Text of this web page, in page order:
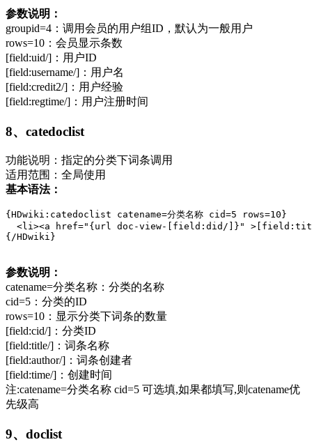
参数说明：
groupid=4：调用会员的用户组ID，默认为一般用户
rows=10：会员显示条数
[field:uid/]：用户ID
[field:username/]：用户名
[field:credit2/]：用户经验
[field:regtime/]：用户注册时间
8、catedoclist
功能说明：指定的分类下词条调用
适用范围：全局使用
基本语法：
{HDwiki:catedoclist catename=分类名称 cid=5 rows=10}
<li><a href="{url doc-view-[field:did/]}"
{/HDwiki}
参数说明：
catename=分类名称：分类的名称
cid=5：分类的ID
rows=10：显示分类下词条的数量
[field:cid/]：分类ID
[field:title/]：词条名称
[field:author/]：词条创建者
[field:time/]：创建时间
注:catename=分类名称 cid=5 可选填,如果都填写,则catename优
先级高
9、doclist